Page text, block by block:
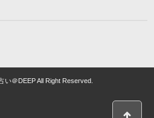
い＠DEEP All Right Reserved.